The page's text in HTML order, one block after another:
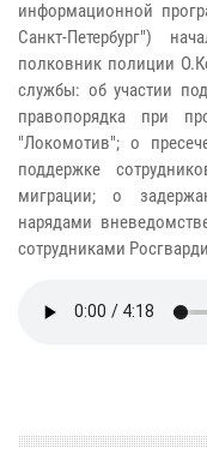
информационной
Санкт-Петербург")
полковник полиции
службы: об участии
правопорядка при
"Локомотив"; о
поддержке
миграции; о
нарядами
сотрудниками